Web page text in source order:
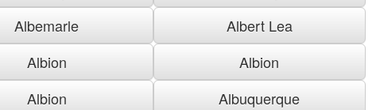
Albemarle
Albert Lea
Albion
Albion
Albion Albuquerque